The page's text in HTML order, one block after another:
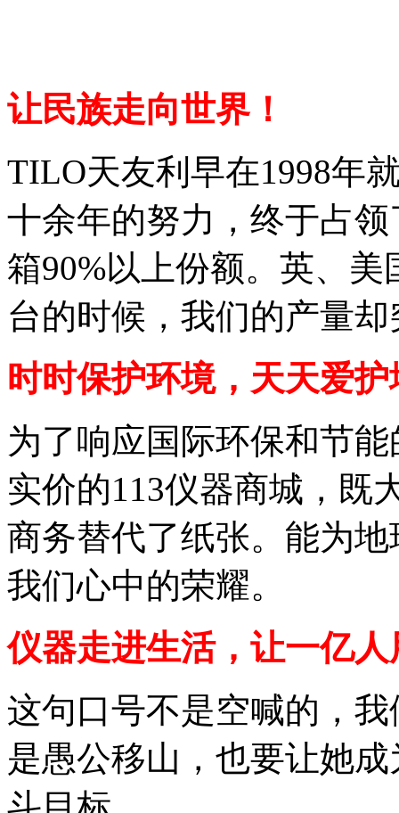
让民族走向世界！
TILO天友利早在1998年
十余年的努力，终于占
箱90%以上份额。英、
台的时候，我们的产量
时时保护环境，天天爱护
为了响应国际环保和节
实价的113仪器商城，既
商务替代了纸张。能为
我们心中的荣耀。
仪器走进生活，让一亿
这句口号不是空喊的，
是愚公移山，也要让她